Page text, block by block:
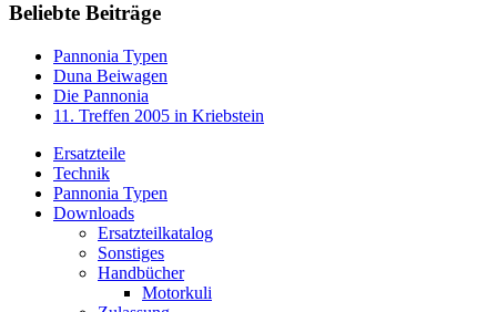
Beliebte Beiträge
Pannonia Typen
Duna Beiwagen
Die Pannonia
11. Treffen 2005 in Kriebstein
Ersatzteile
Technik
Pannonia Typen
Downloads
Ersatzteilkatalog
Sonstiges
Handbücher
Motorkuli